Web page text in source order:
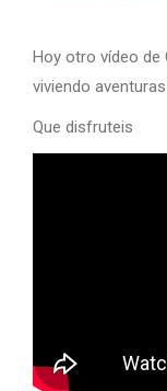
Hoy otro vídeo de
viviendo
Que disfruteis